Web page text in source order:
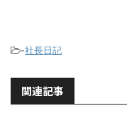
-社長日記
関連記事